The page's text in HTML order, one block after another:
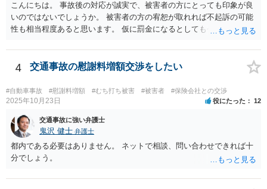
こんにちは。 事故後の対応が誠実で、被害者の方にとっても印象が良
いのではないでしょうか。 被害者の方の宥恕が取れれば不起訴の可能
性も相当程度あると思います。 仮に罰金になるとしても今回は略式の
ょう。 参考になれば幸いです。
4 交通事故の慰謝料増額交渉をしたい
#自動車事故 #慰謝料増額 #むち打ち被害 #被害者 #保険会社との交渉
2025年10月23日 役にたった 12
交通事故に強い弁護士
鬼沢 健士 弁護士
都内である必要はありません。 ネットで相談、問い合わせできれば十
分でしょう。